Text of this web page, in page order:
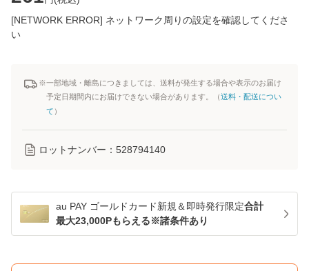
[NETWORK ERROR] ネットワーク周りの設定を確認してくださ
い
※一部地域・離島につきましては、送料が発生する場合や表示のお届け
予定日期間内にお届けできない場合があります。（送料・配送につい
て ）
ロットナンバー： 528794140
au PAY ゴールドカード新規＆即時発行限定合計
最大23,000Pもらえる※諸条件あり